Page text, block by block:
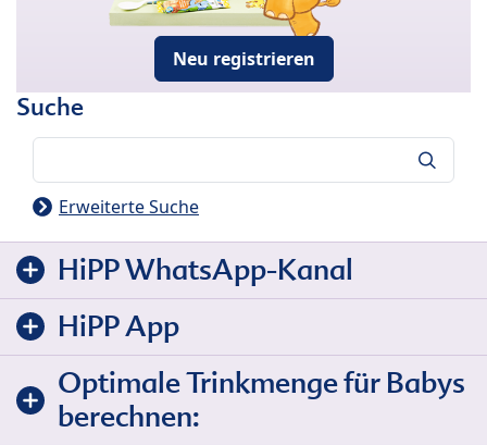
Neu registrieren
Suche
Erweiterte Suche
HiPP WhatsApp-Kanal
HiPP App
Optimale Trinkmenge für Babys
berechnen: